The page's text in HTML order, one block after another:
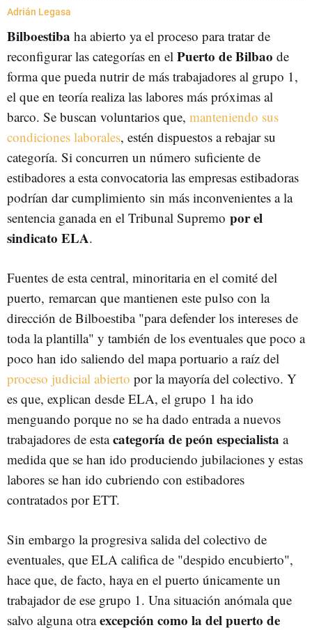
Adrián Legasa
Bilboestiba ha abierto ya el proceso para tratar de
reconfigurar las categorías en el Puerto de Bilbao de
forma que pueda nutrir de más trabajadores al grupo 1,
el que en teoría realiza las labores más próximas al
barco. Se buscan voluntarios que, manteniendo sus
condiciones laborales, estén dispuestos a rebajar su
categoría. Si concurren un número suficiente de
estibadores a esta convocatoria las empresas estibadoras
podrían dar cumplimiento sin más inconvenientes a la
sentencia ganada en el Tribunal Supremo por el
sindicato ELA.
Fuentes de esta central, minoritaria en el comité del
puerto, remarcan que mantienen este pulso con la
dirección de Bilboestiba "para defender los intereses de
toda la plantilla" y también de los eventuales que poco a
poco han ido saliendo del mapa portuario a raíz del
proceso judicial abierto por la mayoría del colectivo. Y
es que, explican desde ELA, el grupo 1 ha ido
menguando porque no se ha dado entrada a nuevos
trabajadores de estacategoría de peón especialista a
medida que se han ido produciendo jubilaciones y estas
labores se han ido cubriendo con estibadores
contratados por ETT.
Sin embargo la progresiva salida del colectivo de
eventuales, que ELA califica de "despido encubierto",
hace que, de facto, haya en el puerto únicamente un
trabajador de ese grupo 1. Una situación anómala que
salvo alguna otraexcepción como la del puerto de